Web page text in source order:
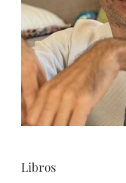
Libros